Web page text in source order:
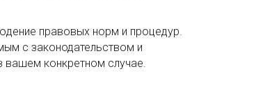
правовых норм и процедур.
с законодательством и
вашем конкретном случае.